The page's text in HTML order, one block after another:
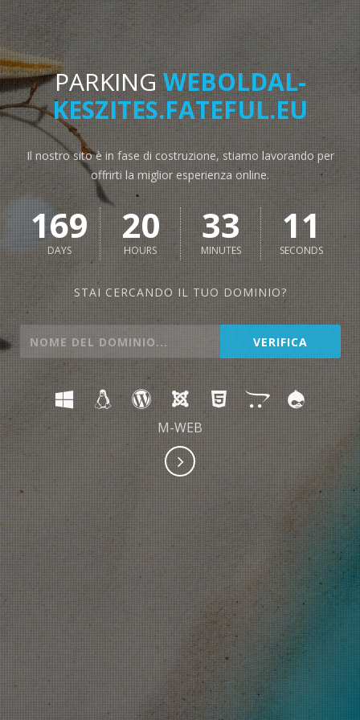
PARKINGWEBOLDAL-
KESZITES.FATEFUL.EU
Il nostro sito è in fase di costruzione, stiamo lavorando per
offrirti la miglior esperienza online.
169
DAYS
20
HOURS
33
MINUTES
11
SECONDS
STAI CERCANDO IL TUO DOMINIO?
M-WEB